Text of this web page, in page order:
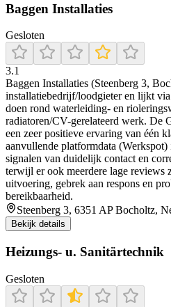
Baggen Installaties
Gesloten
3.1
Baggen Installaties (Steenberg 3,
installatiebedrijf/loodgieter en lijkt
doen rond waterleiding- en
radiatoren/CV-gerelateerd werk. De
een zeer positieve ervaring van één
aanvullende platformdata
signalen van duidelijk contact en
terwijl er ook meerdere lage reviews
uitvoering, gebrek aan respons en
bereikbaarheid.
Steenberg 3, 6351 AP Bocholtz,
Bekijk details
Heizungs- u. Sanitärtechnik
Gesloten